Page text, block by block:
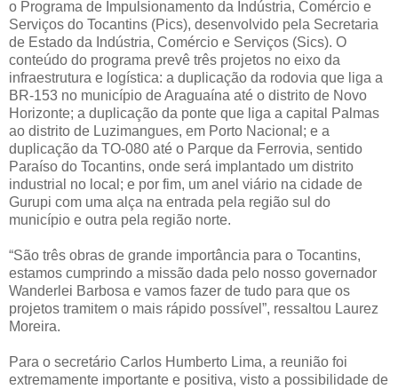
o Programa de Impulsionamento da Indústria, Comércio e
Serviços do Tocantins (Pics), desenvolvido pela Secretaria
de Estado da Indústria, Comércio e Serviços (Sics). O
conteúdo do programa prevê três projetos no eixo da
infraestrutura e logística: a duplicação da rodovia que liga a
BR-153 no município de Araguaína até o distrito de Novo
Horizonte; a duplicação da ponte que liga a capital Palmas
ao distrito de Luzimangues, em Porto Nacional; e a
duplicação da TO-080 até o Parque da Ferrovia, sentido
Paraíso do Tocantins, onde será implantado um distrito
industrial no local; e por fim, um anel viário na cidade de
Gurupi com uma alça na entrada pela região sul do
município e outra pela região norte.
“São três obras de grande importância para o Tocantins,
estamos cumprindo a missão dada pelo nosso governador
Wanderlei Barbosa e vamos fazer de tudo para que os
projetos tramitem o mais rápido possível”, ressaltou Laurez
Moreira.
Para o secretário Carlos Humberto Lima, a reunião foi
extremamente importante e positiva, visto a possibilidade de